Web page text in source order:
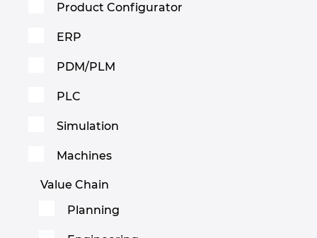
Product Configurator
ERP
PDM/PLM
PLC
Simulation
Machines
Value Chain
Planning
Netherlands
New Zealand